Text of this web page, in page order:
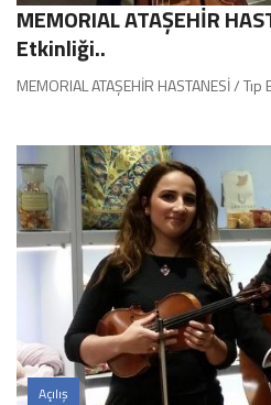
MEMORIAL ATAŞEHİR
Etkinliği..
MEMORIAL ATAŞEHİR HASTANESİ /
Açılış